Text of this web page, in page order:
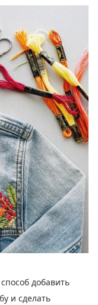
добавить
и сделать